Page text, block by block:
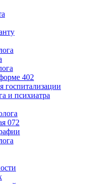
402
госпитализации
и психиатра
072